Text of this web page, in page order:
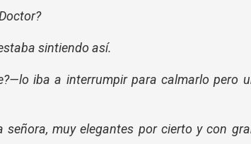
sintiendo así.
iba a interrumpir para calmarlo pero
muy elegantes por cierto y con